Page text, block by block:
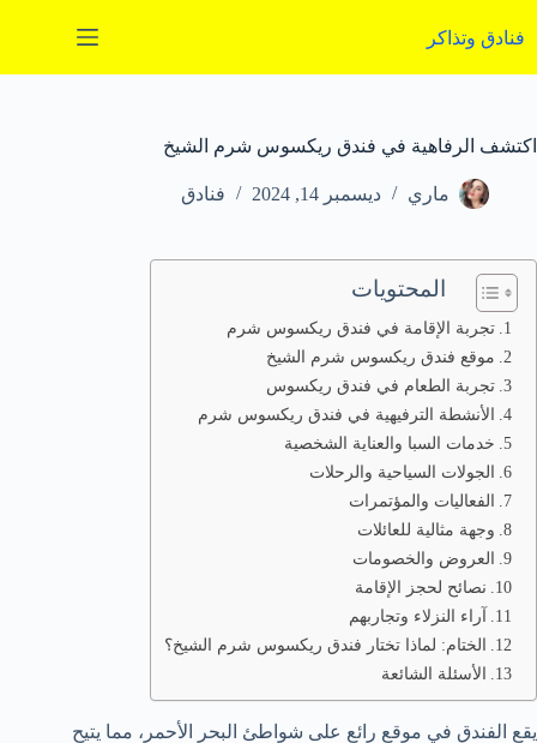
إلى
المحتوى
فنادق وتذاكر
اكتشف الرفاهية في فندق ريكسوس شرم الشيخ
ماري ديسمبر 14, 2024 فنادق
المحتويات
تجربة الإقامة في فندق ريكسوس شرم
موقع فندق ريكسوس شرم الشيخ
تجربة الطعام في فندق ريكسوس
الأنشطة الترفيهية في فندق ريكسوس شرم
خدمات السبا والعناية الشخصية
الجولات السياحية والرحلات
الفعاليات والمؤتمرات
وجهة مثالية للعائلات
العروض والخصومات
نصائح لحجز الإقامة
آراء النزلاء وتجاربهم
الختام: لماذا تختار فندق ريكسوس شرم الشيخ؟
الأسئلة الشائعة
يقع الفندق في موقع رائع على شواطئ البحر الأحمر، مما يتيح